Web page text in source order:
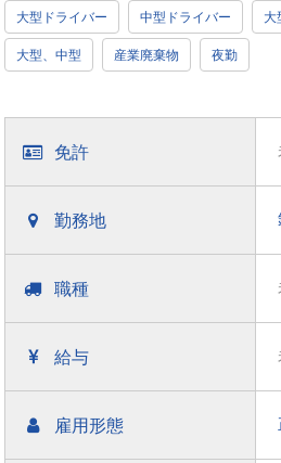
大型ドライバー 中型ドライバー 大
大型、中型 産業廃棄物 夜勤
免許
勤務地
職種
給与
雇用形態